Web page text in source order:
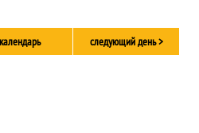
календарь следующий день >